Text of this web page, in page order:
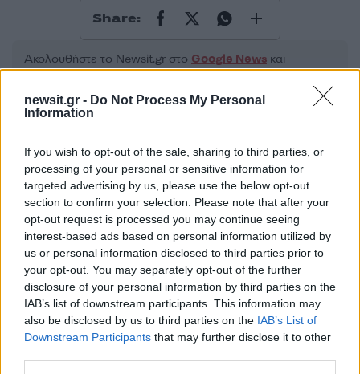
newsit.gr - Do Not Process My Personal
Information
If you wish to opt-out of the sale, sharing to third parties, or
processing of your personal or sensitive information for
targeted advertising by us, please use the below opt-out
section to confirm your selection. Please note that after your
opt-out request is processed you may continue seeing
interest-based ads based on personal information utilized by
us or personal information disclosed to third parties prior to
your opt-out. You may separately opt-out of the further
disclosure of your personal information by third parties on the
IAB’s list of downstream participants. This information may
also be disclosed by us to third parties on the IAB’s List of
Downstream Participants that may further disclose it to other
Share:
Ακολουθήστε το Νewsit.gr στο Google News και
ενημερωθείτε πρώτοι για όλη την ειδησεογραφία και τα
Πιο δημοφιλή
1 Η Ελένη Φωτοπούλου ευχήθηκε για τη
γιορτή του Άκη Παυλόπουλου: «Δεκαπέντε
χρόνια μου διδάσκει υπομονή και αγάπη»
2Αριστοτέλης Δαμίγος: Στο Αποτεφρωτήριο
Ριτσώνας το «ύστατο χαίρε» στον Έλληνα
σύνδεσμο του ελικοπτέρου που έπεσε στην
Ψάθα
«Αφιέρωσε τη ζωή της στο να βοηθά
ανθρώπους που είχαν ανάγκη» - Η πρώτη